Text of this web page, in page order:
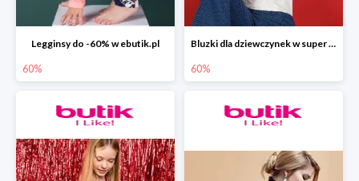
Legginsy do -60% w ebutik.pl
60%
Bluzki dla dziewczynek w super cenach do -60% taniej w ebutik.pl
60%